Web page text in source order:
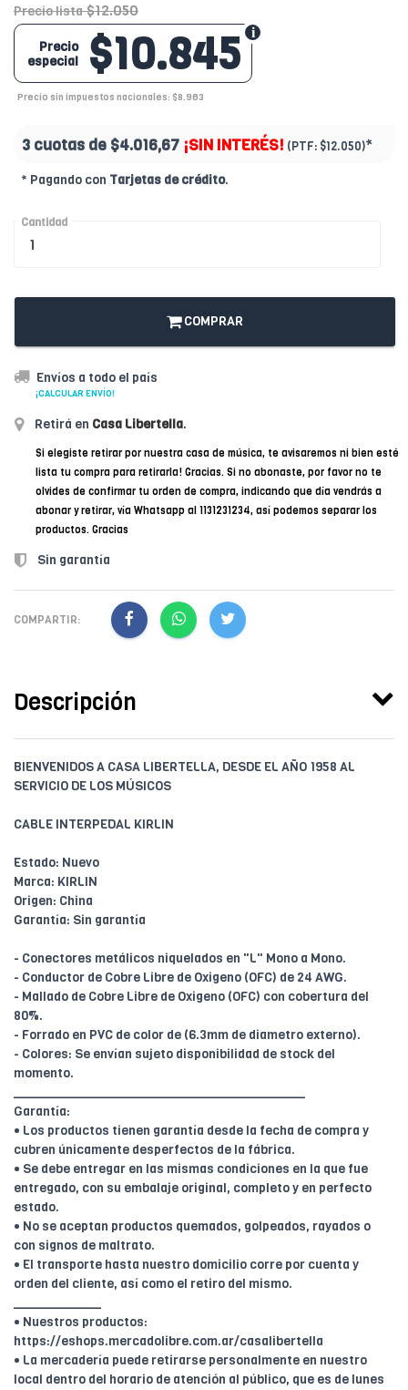
Precio lista $12.050
$10.845
Precio
especial
Precio sin impuestos nacionales: $8.963
3 cuotas de $4.016,67 ¡SIN INTERÉS! (PTF: $12.050)*
* Pagando con Tarjetas de crédito.
Cantidad
COMPRAR
Envíos a todo el país
¡CALCULAR ENVÍO!
Retirá en Casa Libertella.
Si elegiste retirar por nuestra casa de música, te avisaremos ni bien esté
lista tu compra para retirarla! Gracias. Si no abonaste, por favor no te
olvides de confirmar tu orden de compra, indicando que día vendrás a
abonar y retirar, vía Whatsapp al 1131231234, así podemos separar los
productos. Gracias
Sin garantía
COMPARTIR:
Descripción
BIENVENIDOS A CASA LIBERTELLA, DESDE EL AÑO 1958 AL
SERVICIO DE LOS MÚSICOS
CABLE INTERPEDAL KIRLIN
Estado: Nuevo
Marca: KIRLIN
Origen: China
Garantía: Sin garantía
- Conectores metálicos niquelados en "L" Mono a Mono.
- Conductor de Cobre Libre de Oxigeno (OFC) de 24 AWG.
- Mallado de Cobre Libre de Oxigeno (OFC) con cobertura del
80%.
- Forrado en PVC de color de (6.3mm de diametro externo).
- Colores: Se envían sujeto disponibilidad de stock del
momento.
________________________________________
Garantía:
• Los productos tienen garantía desde la fecha de compra y
cubren únicamente desperfectos de la fábrica.
• Se debe entregar en las mismas condiciones en la que fue
entregado, con su embalaje original, completo y en perfecto
estado.
• No se aceptan productos quemados, golpeados, rayados o
con signos de maltrato.
• El transporte hasta nuestro domicilio corre por cuenta y
orden del cliente, así como el retiro del mismo.
____________
• Nuestros productos:
https://eshops.mercadolibre.com.ar/casalibertella
• La mercadería puede retirarse personalmente en nuestro
local dentro del horario de atención al público, que es de lunes